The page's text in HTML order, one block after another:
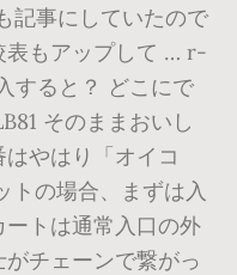
記事にしていたので
表もアップして … r-
すると？ どこにで
そのままおいし
やはり「オイコ
トの場合、まずは入
トは通常入口の外
チェーンで繋がっ